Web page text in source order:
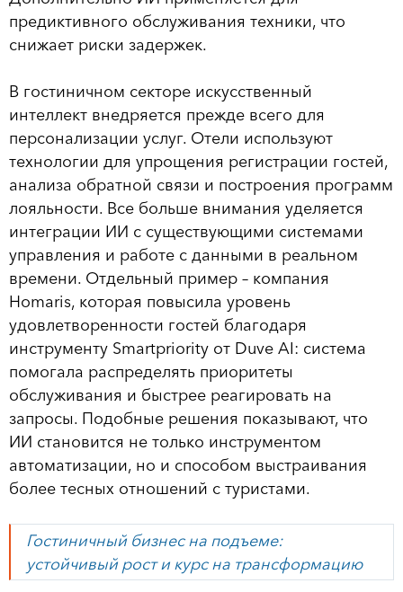
предиктивного обслуживания техники, что
снижает риски задержек.
В гостиничном секторе искусственный
интеллект внедряется прежде всего для
персонализации услуг. Отели используют
технологии для упрощения регистрации гостей,
анализа обратной связи и построения программ
лояльности. Все больше внимания уделяется
интеграции ИИ с существующими системами
управления и работе с данными в реальном
времени. Отдельный пример – компания
Homaris, которая повысила уровень
удовлетворенности гостей благодаря
инструменту Smartpriority от Duve AI: система
помогала распределять приоритеты
обслуживания и быстрее реагировать на
запросы. Подобные решения показывают, что
ИИ становится не только инструментом
автоматизации, но и способом выстраивания
более тесных отношений с туристами.
Гостиничный бизнес на подъеме:
устойчивый рост и курс на трансформацию